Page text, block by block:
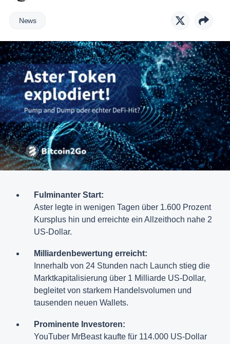
News
Fulminanter Start:
Aster legte in wenigen Tagen über 1.600 Prozent
Kursplus hin und erreichte ein Allzeithoch nahe 2
US-Dollar.
Milliardenbewertung erreicht:
Innerhalb von 24 Stunden nach Launch stieg die
Marktkapitalisierung über 1 Milliarde US-Dollar,
begleitet von starkem Handelsvolumen und
tausenden neuen Wallets.
Prominente Investoren:
YouTuber MrBeast kaufte für 114.000 US-Dollar